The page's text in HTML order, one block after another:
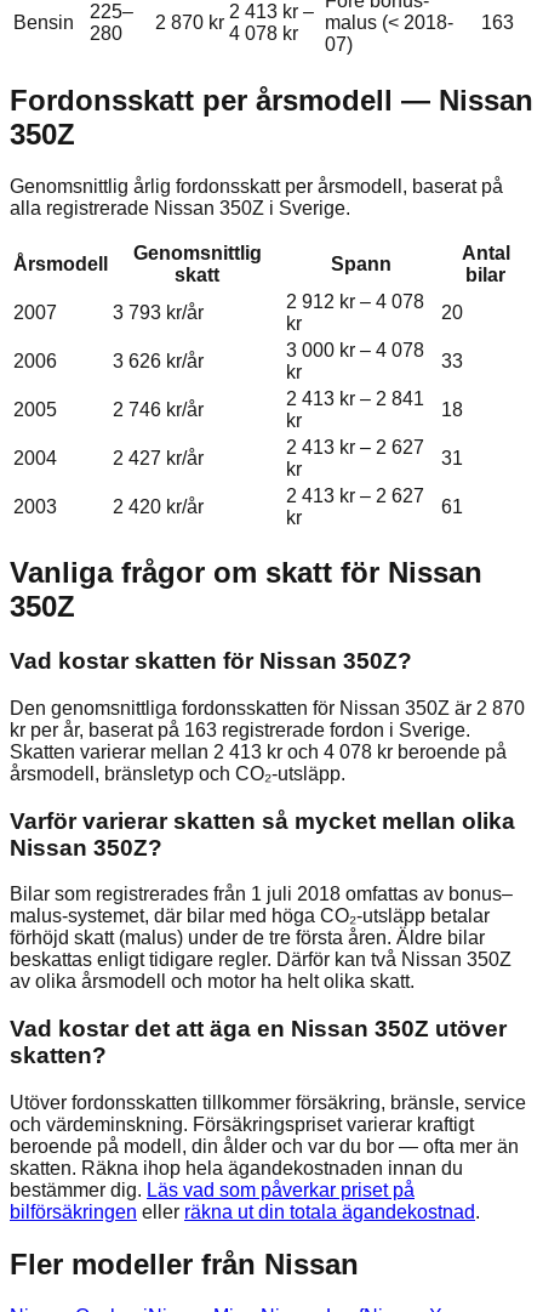
Bensin
225–
280
2 870 kr
2 413 kr –
4 078 kr
malus (< 2018-
07)
163
Fordonsskatt per årsmodell — Nissan
350Z
Genomsnittlig årlig fordonsskatt per årsmodell, baserat på
alla registrerade Nissan 350Z i Sverige.
Årsmodell
Genomsnittlig
skatt
Spann
Antal
bilar
2007
3 793 kr/år
2 912 kr – 4 078
kr
20
2006 3 626 kr/år
3 000 kr – 4 078
kr
33
2005 2 746 kr/år
2 413 kr – 2 841
kr
18
2004 2 427 kr/år
2 413 kr – 2 627
kr
31
2003 2 420 kr/år
2 413 kr – 2 627
kr
61
Vanliga frågor om skatt för Nissan
350Z
Vad kostar skatten för Nissan 350Z?
Den genomsnittliga fordonsskatten för Nissan 350Z är 2 870
kr per år, baserat på 163 registrerade fordon i Sverige.
Skatten varierar mellan 2 413 kr och 4 078 kr beroende på
årsmodell, bränsletyp och CO₂-utsläpp.
Varför varierar skatten så mycket mellan olika
Nissan 350Z?
Bilar som registrerades från 1 juli 2018 omfattas av bonus–
malus-systemet, där bilar med höga CO₂-utsläpp betalar
förhöjd skatt (malus) under de tre första åren. Äldre bilar
beskattas enligt tidigare regler. Därför kan två Nissan 350Z
av olika årsmodell och motor ha helt olika skatt.
Vad kostar det att äga en Nissan 350Z utöver
skatten?
Utöver fordonsskatten tillkommer försäkring, bränsle, service
och värdeminskning. Försäkringspriset varierar kraftigt
beroende på modell, din ålder och var du bor — ofta mer än
skatten. Räkna ihop hela ägandekostnaden innan du
bestämmer dig. Läs vad som påverkar priset på
bilförsäkringen eller räkna ut din totala ägandekostnad.
Fler modeller från Nissan